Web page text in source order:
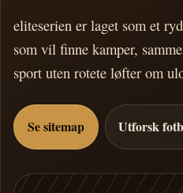
eliteserien er laget som et
som vil finne kamper,
sport uten rotete løfter om
Se sitemap Utforsk